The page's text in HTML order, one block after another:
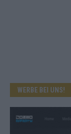
WERBE BEI UNS!